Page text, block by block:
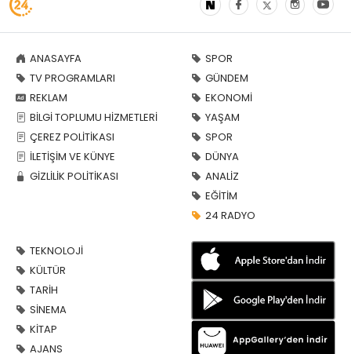
ANASAYFA
TV PROGRAMLARI
REKLAM
BİLGİ TOPLUMU HİZMETLERİ
ÇEREZ POLİTİKASI
İLETİŞİM VE KÜNYE
GİZLİLİK POLİTİKASI
SPOR
GÜNDEM
EKONOMİ
YAŞAM
SPOR
DÜNYA
ANALİZ
EĞİTİM
24 RADYO
TEKNOLOJİ
KÜLTÜR
TARİH
SİNEMA
KİTAP
AJANS